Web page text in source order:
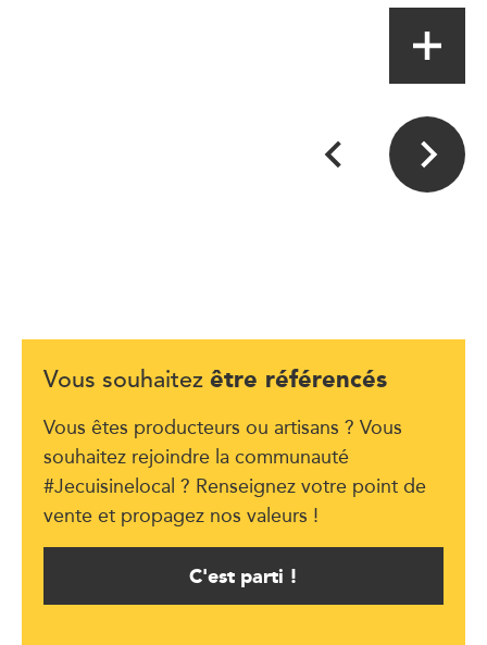
Vous souhaitez être référencés
Vous êtes producteurs ou artisans ? Vous
souhaitez rejoindre la communauté
#Jecuisinelocal ? Renseignez votre point de
vente et propagez nos valeurs !
C'est parti !